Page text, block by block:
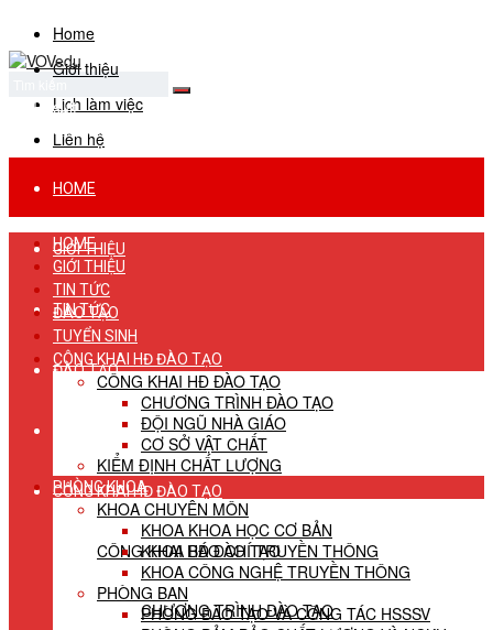
Home
Giới thiệu
Lịch làm việc
Liên hệ
No Result
View All Result
HOME
GIỚI THIỆU
TIN TỨC
ĐÀO TẠO
TUYỂN SINH
CÔNG KHAI HĐ ĐÀO TẠO
CÔNG KHAI HĐ ĐÀO TẠO
CHƯƠNG TRÌNH ĐÀO TẠO
HOME
GIỚI THIỆU
TIN TỨC
ĐÀO TẠO
TUYỂN SINH
CÔNG KHAI HĐ ĐÀO TẠO
CÔNG KHAI HĐ ĐÀO TẠO
CHƯƠNG TRÌNH ĐÀO TẠO
ĐỘI NGŨ NHÀ GIÁO
CƠ SỞ VẬT CHẤT
KIỂM ĐỊNH CHẤT LƯỢNG
PHÒNG KHOA
KHOA CHUYÊN MÔN
KHOA KHOA HỌC CƠ BẢN
KHOA BÁO CHÍ TRUYỀN THÔNG
KHOA CÔNG NGHỆ TRUYỀN THÔNG
PHÒNG BAN
PHÒNG ĐÀO TẠO VÀ CÔNG TÁC HSSSV